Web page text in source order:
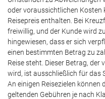
oder voraussichtlichen Kosten
Reisepreis enthalten. Bei
freiwillig, und der Kunde wird
hingewiesen, dass er sich
einen bestimmten Betrag zu
Reise steht. Dieser Betrag,
wird, ist ausschließlich für das
An einigen Reisezielen
geltenden Gebühren je nach